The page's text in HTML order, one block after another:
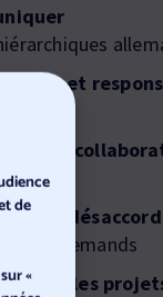
de
«
claire et
des
les
allemands
et les